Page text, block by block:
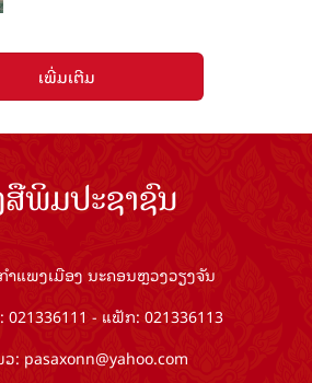
ເພີ່ມເຕີມ
ພິມປະຊາຊົນ
ແພງເມືອງ ນະຄອນຫຼວງວຽງຈັນ
021336111 - ແຟັກ: 021336113
ວ: pasaxonn@yahoo.com